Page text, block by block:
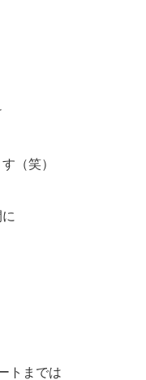
（笑）
トまでは